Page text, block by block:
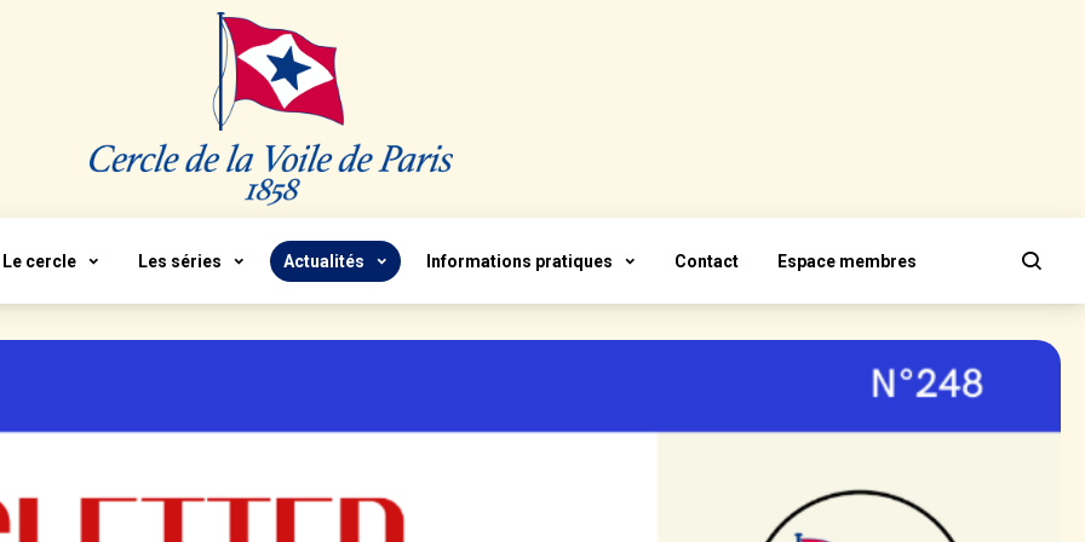
Le cercle Les séries Actualités Informations pratiques Contact Espace membres